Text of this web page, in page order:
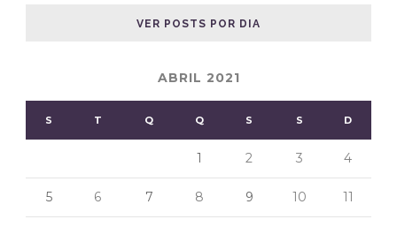
VER POSTS POR DIA
ABRIL 2021
S T Q Q S S D
1 2 3 4
5 6 7 8 9 10 11